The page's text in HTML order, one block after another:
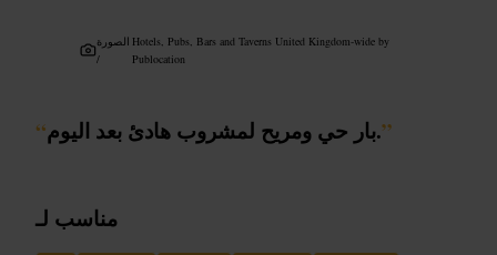
الصورة
/
Hotels, Pubs, Bars and Taverns United Kingdom-wide by
Publocation
“ بار حي ومريح لمشروب هادئ بعد اليوم.”
مناسب لـ